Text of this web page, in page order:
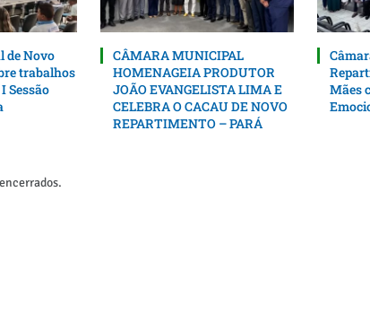
de Novo
trabalhos
Sessão
CÂMARA MUNICIPAL
HOMENAGEIA PRODUTOR
JOÃO EVANGELISTA LIMA E
CELEBRA O CACAU DE NOVO
REPARTIMENTO – PARÁ
Mães